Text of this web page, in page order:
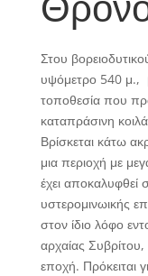
Στου
υψόμετρο 540 μ.,
τοποθεσία που
καταπράσινη
Βρίσκεται κάτω
μια περιοχή με
έχει αποκαλυφθεί
υστερομινωικής
στον ίδιο λόφο
αρχαίας
εποχή. Πρόκειται